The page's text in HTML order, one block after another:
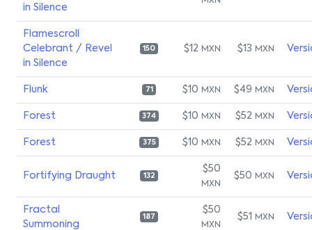
in Silence
Flamescroll
Celebrant / Revel
in Silence
150 $12 MXN $13 MXN
Flunk 71 $10 MXN $49 MXN
Forest 374 $10 MXN $52 MXN
Forest 375 $10 MXN $52 MXN
Fortifying Draught 132
$50
MXN
$50 MXN
Fractal
Summoning
187
$50
MXN
$51 MXN